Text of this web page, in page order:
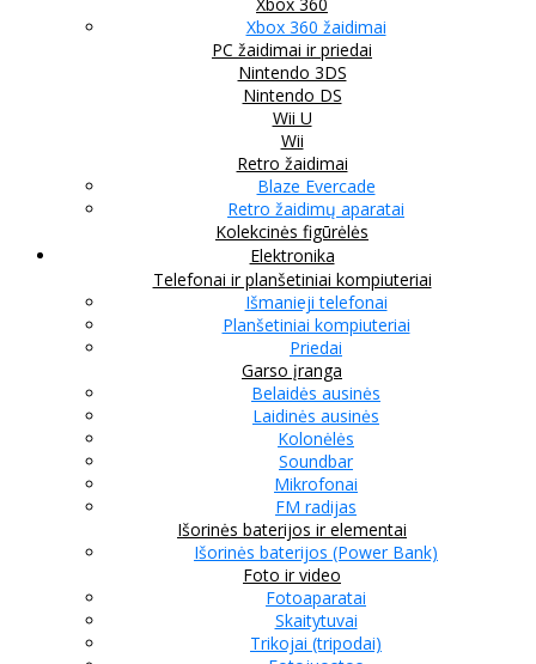
Xbox 360 žaidimai
PC žaidimai ir priedai
Nintendo 3DS
Nintendo DS
Wii U
Wii
Retro žaidimai
Blaze Evercade
Retro žaidimų aparatai
Kolekcinės figūrėlės
Elektronika
Telefonai ir planšetiniai kompiuteriai
Išmanieji telefonai
Planšetiniai kompiuteriai
Priedai
Garso įranga
Belaidės ausinės
Laidinės ausinės
Kolonėlės
Soundbar
Mikrofonai
FM radijas
Išorinės baterijos ir elementai
Išorinės baterijos (Power Bank)
Foto ir video
Fotoaparatai
Skaitytuvai
Trikojai (tripodai)